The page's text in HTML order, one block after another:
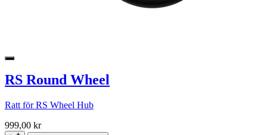
RS Round Wheel
Ratt för RS Wheel Hub
999,00 kr